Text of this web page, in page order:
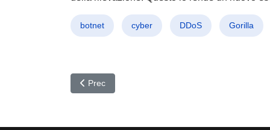
botnet cyber DDoS Gorilla
Articolo precedente: Attacco Hacker Pro-
Prec